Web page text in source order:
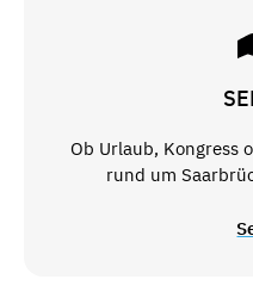
Ob Urlaub, Kongress
rund um